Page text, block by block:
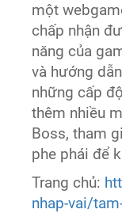
một
chấp nhận
năng của
và hướng
những cấp
thêm nhiều
Boss, tham
phe phái để
Trang chủ:
nhap-vai/